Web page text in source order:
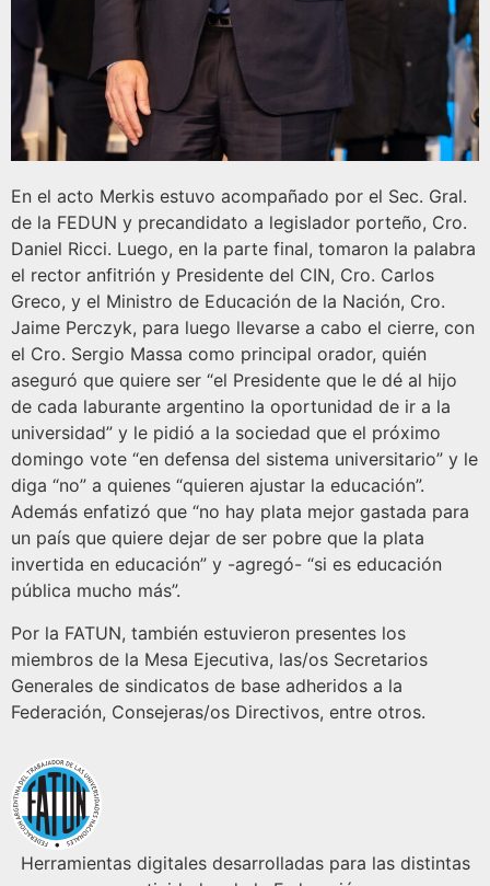
En el acto Merkis estuvo acompañado por el Sec. Gral.
de la FEDUN y precandidato a legislador porteño, Cro.
Daniel Ricci. Luego, en la parte final, tomaron la palabra
el rector anfitrión y Presidente del CIN, Cro. Carlos
Greco, y el Ministro de Educación de la Nación, Cro.
Jaime Perczyk, para luego llevarse a cabo el cierre, con
el Cro. Sergio Massa como principal orador, quién
aseguró que quiere ser “el Presidente que le dé al hijo
de cada laburante argentino la oportunidad de ir a la
universidad” y le pidió a la sociedad que el próximo
domingo vote “en defensa del sistema universitario” y le
diga “no” a quienes “quieren ajustar la educación”.
Además enfatizó que “no hay plata mejor gastada para
un país que quiere dejar de ser pobre que la plata
invertida en educación” y -agregó- “si es educación
pública mucho más”.
Por la FATUN, también estuvieron presentes los
miembros de la Mesa Ejecutiva, las/os Secretarios
Generales de sindicatos de base adheridos a la
Federación, Consejeras/os Directivos, entre otros.
Herramientas digitales desarrolladas para las distintas